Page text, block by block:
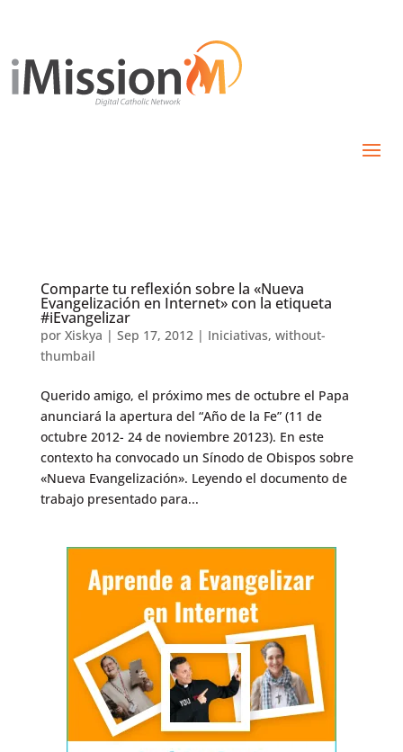
Comparte tu reflexión sobre la «Nueva
Evangelización en Internet» con la etiqueta
#iEvangelizar
por Xiskya | Sep 17, 2012| Iniciativas, without-
thumbail
Querido amigo, el próximo mes de octubre el Papa
anunciará la apertura del “Año de la Fe” (11 de
octubre 2012- 24 de noviembre 20123). En este
contexto ha convocado un Sínodo de Obispos sobre
«Nueva Evangelización». Leyendo el documento de
trabajo presentado para...